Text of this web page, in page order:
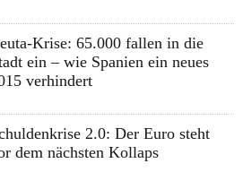
Krise: 65.000 fallen in die
ein – wie Spanien ein neues
verhindert
2.0: Der Euro steht
dem nächsten Kollaps